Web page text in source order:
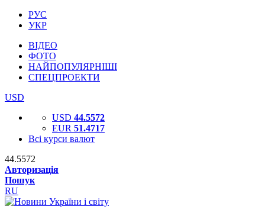
РУС
УКР
ВІДЕО
ФОТО
НАЙПОПУЛЯРНІШІ
СПЕЦПРОЕКТИ
USD
USD 44.5572
EUR 51.4717
Всі курси валют
44.5572
Авторизація
Пошук
RU